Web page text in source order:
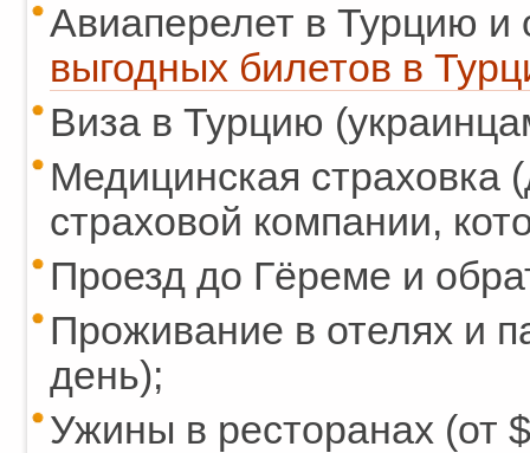
Авиаперелет в Турцию
выгодных билетов в
Виза в Турцию
Медицинская страховка
страховой компании,
Проезд до Гёреме и
Проживание в отелях и
день);
Ужины в ресторанах (от